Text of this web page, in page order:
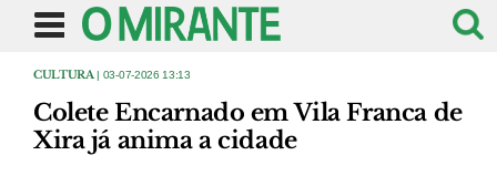
CULTURA | 03-07-2026 13:13
Colete Encarnado em Vila Franca de
Xira já anima a cidade